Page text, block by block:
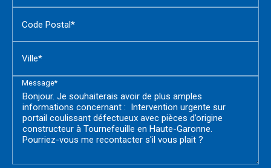
Code Postal*
Ville*
Message*